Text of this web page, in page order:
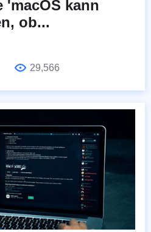
'macOS kann
ob...
29,566